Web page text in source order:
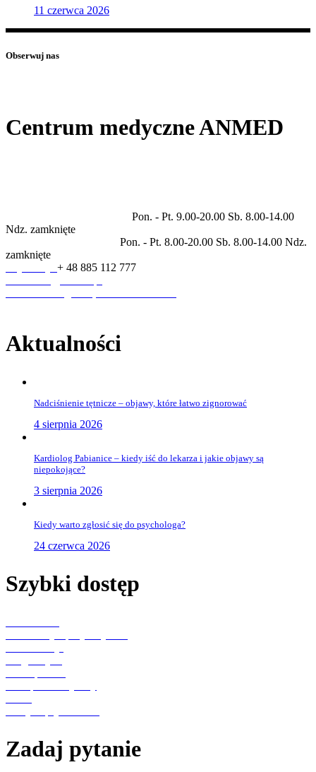
11 czerwca 2026
Obserwuj nas
Centrum medyczne ANMED
Pon. - Pt. 9.00-20.00 Sb. 8.00-14.00
Ndz. zamknięte
Pon. - Pt. 8.00-20.00 Sb. 8.00-14.00 Ndz.
zamknięte
+ 48 885 112 777
Aktualności
Nadciśnienie tętnicze – objawy, które łatwo zignorować
4 sierpnia 2026
Kardiolog Pabianice – kiedy iść do lekarza i jakie objawy są
niepokojące?
3 sierpnia 2026
Kiedy warto zgłosić się do psychologa?
24 czerwca 2026
Szybki dostęp
Zadaj pytanie